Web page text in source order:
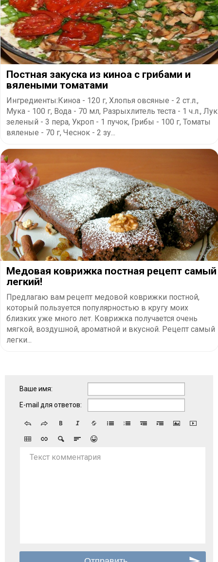
Постная закуска из киноа с грибами и
вялеными томатами
Ингредиенты:Киноа - 120 г, Хлопья овсяные - 2 ст.л.,
Мука - 100 г, Вода - 70 мл, Разрыхлитель теста - 1 ч.л., Лук
зеленый - 3 пера, Укроп - 1 пучок, Грибы - 100 г, Томаты
вяленые - 70 г, Чеснок - 2 зу...
Медовая коврижка постная рецепт самый
легкий!
Предлагаю вам рецепт медовой коврижки постной,
который пользуется популярностью в кругу моих
близких уже много лет. Коврижка получается очень
мягкой, воздушной, ароматной и вкусной. Рецепт самый
легки...
Ваше имя:
E-mail для ответов:
Текст комментария